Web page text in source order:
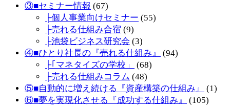
③■セミナー情報 (67)
├個人事業向けセミナー (55)
├売れる仕組み合宿 (9)
├池袋ビジネス研究会 (3)
④■ひとり社長の『売れる仕組み』
(94)
├｢マネタイズの学校」
(68)
├売れる仕組みコラム (48)
⑤■自動的に増え続ける『資産構築の仕組み』
(1)
⑥■夢を実現化させる『成功する仕組み』
(105)